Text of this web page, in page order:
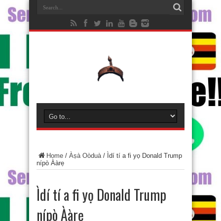
Home / Àṣà Oòduà/ Ìdí tí a fi yọ Donald Trump
nípò Ààrẹ
Ìdí tí a fi yọ Donald Trump
nípò Ààrẹ